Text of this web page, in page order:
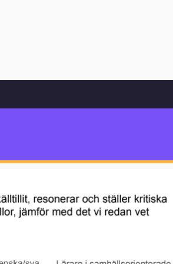
Hoppa till innehåll
resurser,